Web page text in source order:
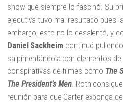
show que siempre lo fascinó. Su
ejecutiva tuvo mal resultado pues
embargo, esto no lo desalentó, y
Daniel Sackheim continuó
salpimentándola con elementos de
conspirativas de filmes como The
The President’s Men. Roth
reunión para que Carter exponga